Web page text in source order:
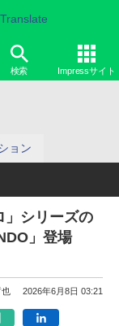
Translate
検索 Impressサイト
ョン
」シリーズの
」登場
也 2026年6月8日 03:21